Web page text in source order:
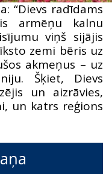
“Dievs radīdams
armēņu kalnu
viņš sijājis
zemi bēris uz
akmeņus – uz
Šķiet, Dievs
un aizrāvies,
un katrs reģions